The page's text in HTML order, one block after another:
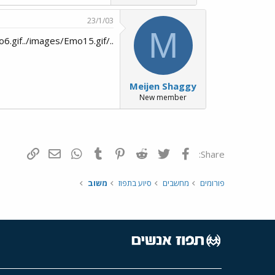
M
Meijen Shaggy
New member
23/1/03
../images/Emo6.gif../images/Emo15.gif
Share: פייסבוק Twitter
Reddit
Pinterest
Tumblr
WhatsAppדואר אלקטרוני
פורומים מחשבים סיוע בתפוז משוב